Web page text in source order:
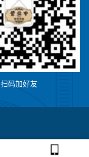
扫码加好友